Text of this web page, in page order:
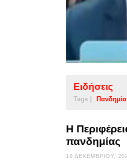
Ειδήσεις
Tags | Πανδημία
Η
πανδημίας
16 ΔΕΚΕΜΒΡΊΟΥ,